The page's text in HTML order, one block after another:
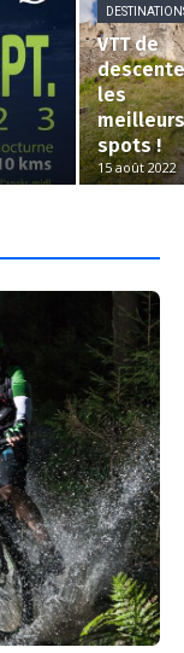
VTT de
les
spots !
15 août 2022